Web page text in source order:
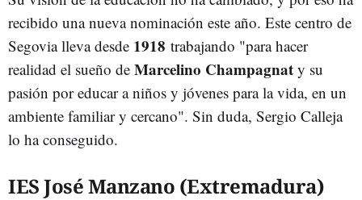
recibido una nueva nominación este año. Este centro de
Segovia lleva desde 1918 trabajando "para hacer
realidad el sueño de Marcelino Champagnat y su
pasión por educar a niños y jóvenes para la vida, en un
ambiente familiar y cercano". Sin duda, Sergio Calleja
lo ha conseguido.
IES José Manzano (Extremadura)